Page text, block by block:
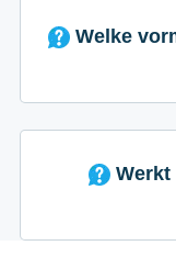
Welke vormen van betaling accepteert
Werkt u in het weekend en op